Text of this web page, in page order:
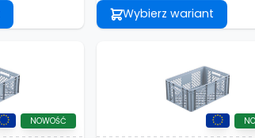
Wybierz wariant
NOWOŚĆ